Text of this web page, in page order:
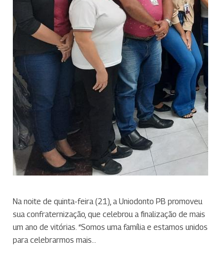
Na noite de quinta-feira (21), a Uniodonto PB promoveu
sua confraternização, que celebrou a finalização de mais
um ano de vitórias. “Somos uma família e estamos unidos
para celebrarmos mais…